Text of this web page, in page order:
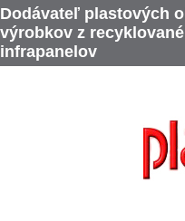
Dodávateľ plastových
výrobkov z
infrapanelov